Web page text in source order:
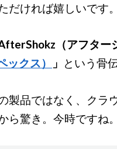
だければ嬉しいです。
AfterShokz（アフター
クス） 」 という骨
製品ではなく、クラ
ら驚き。今時ですね。